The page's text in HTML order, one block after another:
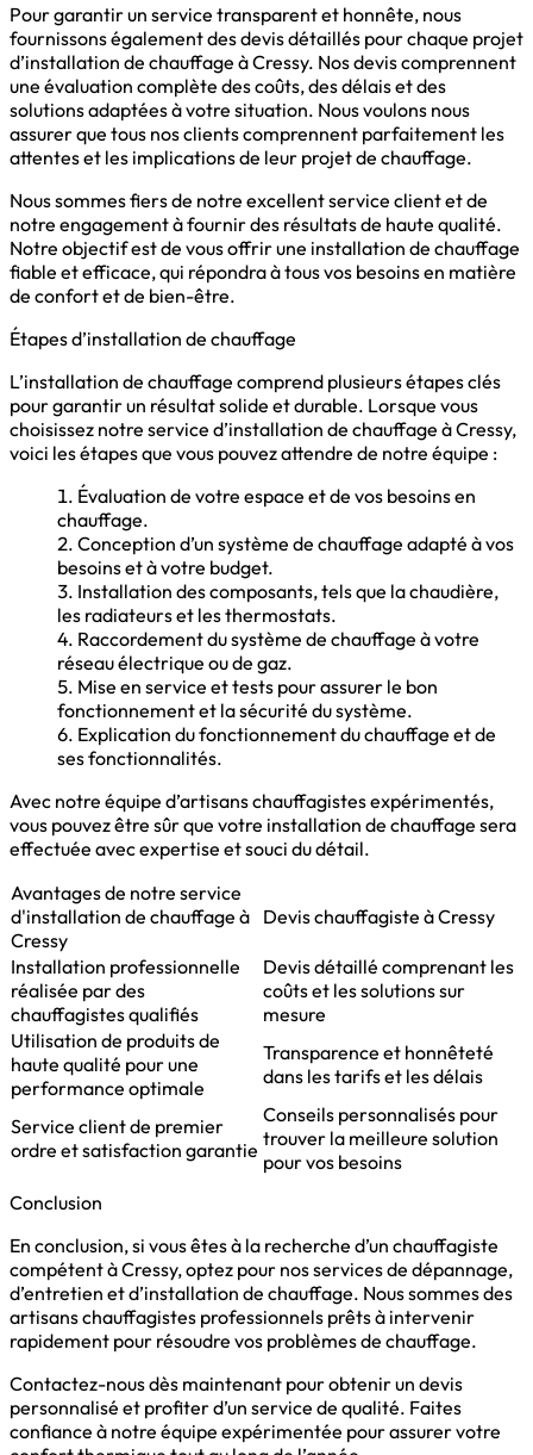
Pour garantir un service transparent et honnête, nous
fournissons également des devis détaillés pour chaque projet
d’installation de chauffage à Cressy. Nos devis comprennent
une évaluation complète des coûts, des délais et des
solutions adaptées à votre situation. Nous voulons nous
assurer que tous nos clients comprennent parfaitement les
attentes et les implications de leur projet de chauffage.
Nous sommes fiers de notre excellent service client et de
notre engagement à fournir des résultats de haute qualité.
Notre objectif est de vous offrir une installation de chauffage
fiable et efficace, qui répondra à tous vos besoins en matière
de confort et de bien-être.
Étapes d’installation de chauffage
L’installation de chauffage comprend plusieurs étapes clés
pour garantir un résultat solide et durable. Lorsque vous
choisissez notre service d’installation de chauffage à Cressy,
voici les étapes que vous pouvez attendre de notre équipe :
Évaluation de votre espace et de vos besoins en
chauffage.
Conception d’un système de chauffage adapté à vos
besoins et à votre budget.
Installation des composants, tels que la chaudière,
les radiateurs et les thermostats.
Raccordement du système de chauffage à votre
réseau électrique ou de gaz.
Mise en service et tests pour assurer le bon
fonctionnement et la sécurité du système.
Explication du fonctionnement du chauffage et de
ses fonctionnalités.
Avec notre équipe d’artisans chauffagistes expérimentés,
vous pouvez être sûr que votre installation de chauffage sera
effectuée avec expertise et souci du détail.
Avantages de notre service
d'installation de chauffage à
Cressy
Devis chauffagiste à Cressy
Installation professionnelle
réalisée par des
chauffagistes qualifiés
Devis détaillé comprenant les
coûts et les solutions sur
mesure
Utilisation de produits de
haute qualité pour une
performance optimale
Transparence et honnêteté
dans les tarifs et les délais
Service client de premier
ordre et satisfaction garantie
Conseils personnalisés pour
trouver la meilleure solution
pour vos besoins
Conclusion
En conclusion, si vous êtes à la recherche d’un chauffagiste
compétent à Cressy, optez pour nos services de dépannage,
d’entretien et d’installation de chauffage. Nous sommes des
artisans chauffagistes professionnels prêts à intervenir
rapidement pour résoudre vos problèmes de chauffage.
Contactez-nous dès maintenant pour obtenir un devis
personnalisé et profiter d’un service de qualité. Faites
confiance à notre équipe expérimentée pour assurer votre